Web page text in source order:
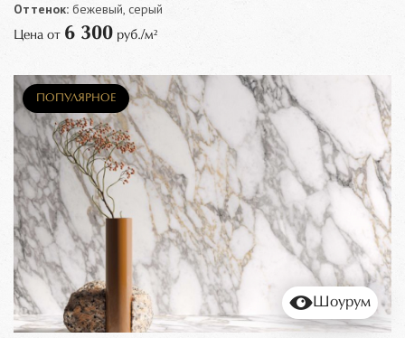
Оттенок: бежевый, серый
Цена от 6 300 руб./м²
ПОПУЛЯРНОЕ
Шоурум